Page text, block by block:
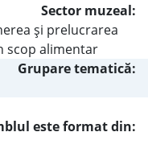
Sector muzeal:
şi prelucrarea
scop alimentar
Grupare tematică:
este format din: